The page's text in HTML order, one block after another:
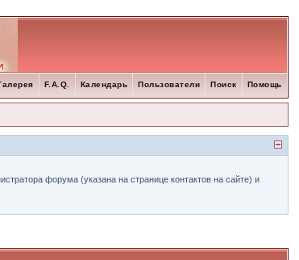
Помощь
Поиск
Пользователи
Календарь
F.A.Q.
форума (указана на странице контактов на сайте) и